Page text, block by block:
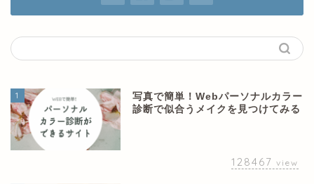
1
写真で簡単！Webパーソナルカラー
診断で似合うメイクを見つけてみる
128467 view